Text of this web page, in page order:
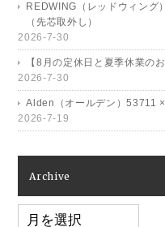
REDWING（レッドウィン
（先芯取外し）
2026-7-30
【8月の定休日と夏季休業のお
2026-7-30
Alden（オールデン）53711
2026-7-19
Archive
Archive